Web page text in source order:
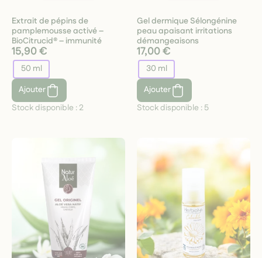
Extrait de pépins de
pamplemousse activé –
BioCitrucid® – immunité
15,90 €
50 ml
Ajouter
Stock disponible : 2
Gel dermique Sélongénine
peau apaisant irritations
démangeaisons
17,00 €
30 ml
Ajouter
Stock disponible : 5